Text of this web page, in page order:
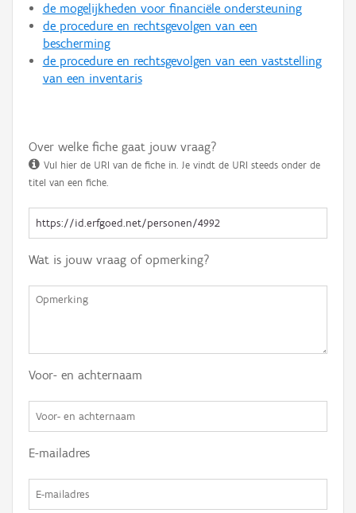
de mogelijkheden voor financiële ondersteuning
de procedure en rechtsgevolgen van een
bescherming
de procedure en rechtsgevolgen van een vaststelling
van een inventaris
Over welke fiche gaat jouw vraag?
Vul hier de URI van de fiche in. Je vindt de URI steeds onder de
titel van een fiche.
Wat is jouw vraag of opmerking?
Voor- en achternaam
E-mailadres